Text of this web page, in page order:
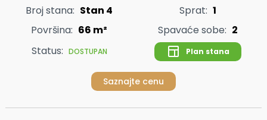
Broj stana: Stan 4 Sprat: 1
Površina: 66 m² Spavaće sobe: 2
Status: DOSTUPAN Plan stana
Saznajte cenu